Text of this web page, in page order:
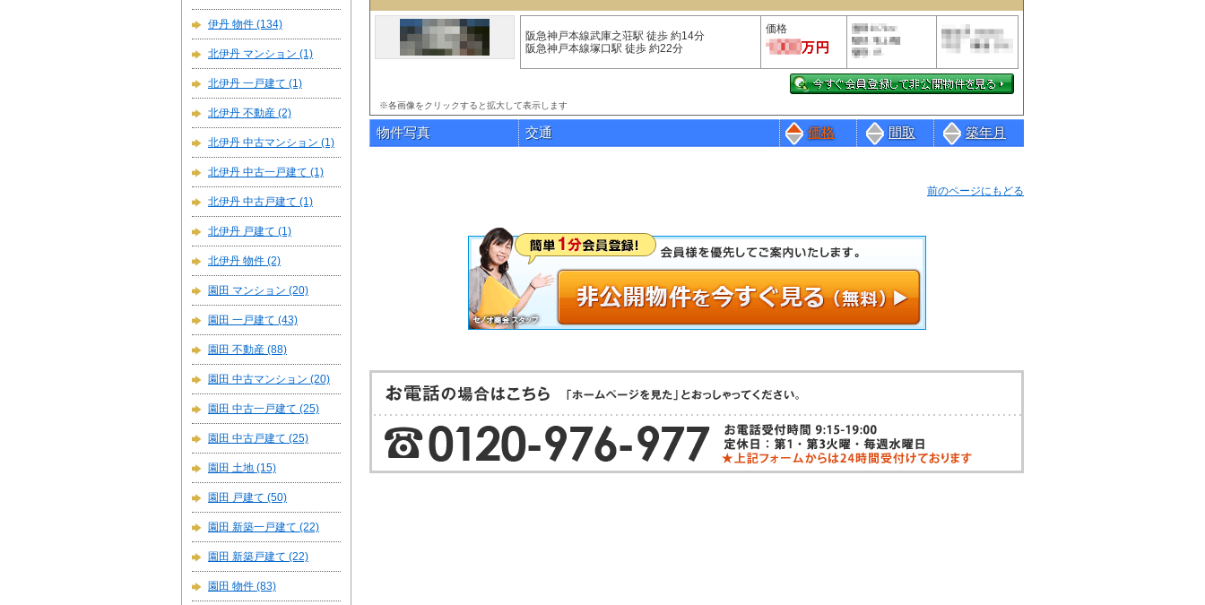
阪急神戸本線武庫之荘駅 徒歩 約14分
阪急神戸本線塚口駅 徒歩 約22分
価格
※各画像をクリックすると拡大して表示します
物件写真 交通 価格 間取 築年月
前のページにもどる
伊丹 物件 (134)
北伊丹 マンション (1)
北伊丹 一戸建て (1)
北伊丹 不動産 (2)
北伊丹 中古マンション (1)
北伊丹 中古一戸建て (1)
北伊丹 中古戸建て (1)
北伊丹 戸建て (1)
北伊丹 物件 (2)
園田 マンション (20)
園田 一戸建て (43)
園田 不動産 (88)
園田 中古マンション (20)
園田 中古一戸建て (25)
園田 中古戸建て (25)
園田 土地 (15)
園田 戸建て (50)
園田 新築一戸建て (22)
園田 新築戸建て (22)
園田 物件 (83)